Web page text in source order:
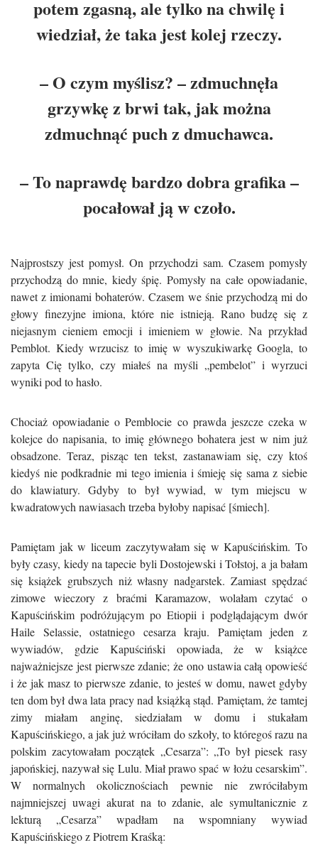
potem zgasną, ale tylko na chwilę i
wiedział, że taka jest kolej rzeczy.
– O czym myślisz? – zdmuchnęła
grzywkę z brwi tak, jak można
zdmuchnąć puch z dmuchawca.
– To naprawdę bardzo dobra grafika –
pocałował ją w czoło.
Najprostszy jest pomysł. On przychodzi sam. Czasem pomysły
przychodzą do mnie, kiedy śpię. Pomysły na całe opowiadanie,
nawet z imionami bohaterów. Czasem we śnie przychodzą mi do
głowy finezyjne imiona, które nie istnieją. Rano budzę się z
niejasnym cieniem emocji i imieniem w głowie. Na przykład
Pemblot. Kiedy wrzucisz to imię w wyszukiwarkę Googla, to
zapyta Cię tylko, czy miałeś na myśli „pembelot” i wyrzuci
wyniki pod to hasło.
Chociaż opowiadanie o Pemblocie co prawda jeszcze czeka w
kolejce do napisania, to imię głównego bohatera jest w nim już
obsadzone. Teraz, pisząc ten tekst, zastanawiam się, czy ktoś
kiedyś nie podkradnie mi tego imienia i śmieję się sama z siebie
do klawiatury. Gdyby to był wywiad, w tym miejscu w
kwadratowych nawiasach trzeba byłoby napisać [śmiech].
Pamiętam jak w liceum zaczytywałam się w Kapuścińskim. To
były czasy, kiedy na tapecie byli Dostojewski i Tołstoj, a ja bałam
się książek grubszych niż własny nadgarstek. Zamiast spędzać
zimowe wieczory z braćmi Karamazow, wolałam czytać o
Kapuścińskim podróżującym po Etiopii i podglądającym dwór
Haile Selassie, ostatniego cesarza kraju. Pamiętam jeden z
wywiadów, gdzie Kapuściński opowiada, że w książce
najważniejsze jest pierwsze zdanie; że ono ustawia całą opowieść
i że jak masz to pierwsze zdanie, to jesteś w domu, nawet gdyby
ten dom był dwa lata pracy nad książką stąd. Pamiętam, że tamtej
zimy miałam anginę, siedziałam w domu i stukałam
Kapuścińskiego, a jak już wróciłam do szkoły, to któregoś razu na
polskim zacytowałam początek „Cesarza”: „To był piesek rasy
japońskiej, nazywał się Lulu. Miał prawo spać w łożu cesarskim”.
W normalnych okolicznościach pewnie nie zwróciłabym
najmniejszej uwagi akurat na to zdanie, ale symultanicznie z
lekturą „Cesarza” wpadłam na wspomniany wywiad
Kapuścińskiego z Piotrem Kraśką: